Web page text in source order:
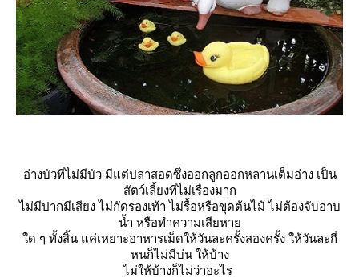
อ่างบัวที่ไม่มีบัว มีแต่ปลาสอดซึ่งออกลูกออกหลานเต็มอ่าง เป็น
สัตว์เลี้ยงที่ไม่เรื่องมาก
ไม่มีปากมีเสียง ไม่กัดรองเท้า ไม่รื้อหรือขุดต้นไม้ ไม่ต้องจับอาบ
น้ำ หรือทำความเสียหา
ด ๆ ทั้งสิ้น แค่เหยาะอาหารเม็ดให้วันละครั้งสองครั้ง ให้วันละกี่
หนก็ไม่มีบ่น ให้บ้าง
ไม่ให้บ้างก็ไม่ว่าอะไร